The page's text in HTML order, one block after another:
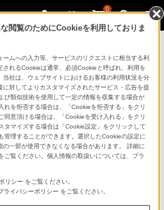
0
らいいな」も
心」も
閲覧のためにCookieを利用しておりま
ムへの入力等、サービスのリクエストに相当する利
されるCookieは通常、必須Cookieと呼ばれ、利用を
社は、ウェブサイトにおけるお客様の利用状況を分
対してよりカスタマイズされたサービス・広告を提
び類似技術を使用して一定の情報を収集する場合が
れを拒否する場合は、「Cookieを拒否する」をクリ
同意頂ける場合は、「Cookieを受け入れる」をクリ
タマイズする場合は「Cookie設定」をクリックして
管理することができます。選択したCookieの設定に
の一部が使用できなくなる場合があります。 詳細に
ご覧ください。個人情報の取扱いについては、プラ
リシー をご覧ください。
ライバシーポリシー をご覧ください。